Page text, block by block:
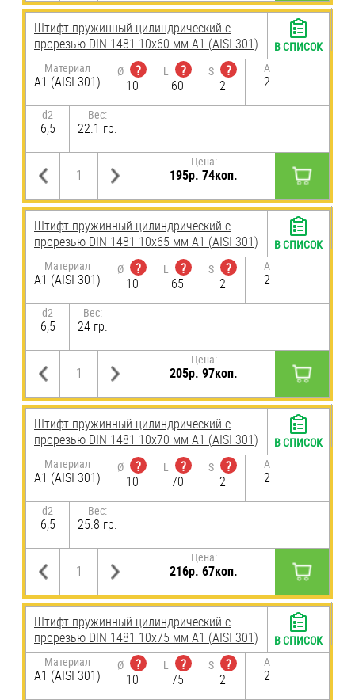
Штифт пружинный цилиндрический с
прорезью DIN 1481 10х60 мм А1 (AISI 301)
Материал
А1 (AISI 301)
Ø
?
10
L
?
60
S
?
2
A
2
d2
6,5
Вес:
22.1 гр.
Цена:
195р. 74коп.
В СПИСОК
Штифт пружинный цилиндрический с
прорезью DIN 1481 10х65 мм А1 (AISI 301)
Материал
А1 (AISI 301)
Ø
?
10
L
?
65
S
?
2
A
2
d2
6,5
Вес:
24 гр.
Цена:
205р. 97коп.
В СПИСОК
Штифт пружинный цилиндрический с
прорезью DIN 1481 10х70 мм А1 (AISI 301)
Материал
А1 (AISI 301)
Ø
?
10
L
?
70
S
?
2
A
2
d2
6,5
Вес:
25.8 гр.
Цена:
216р. 67коп.
В СПИСОК
Штифт пружинный цилиндрический с
прорезью DIN 1481 10х75 мм А1 (AISI 301)
Материал
А1 (AISI 301)
Ø
?
10
L
?
75
S
?
2
A
2
В СПИСОК